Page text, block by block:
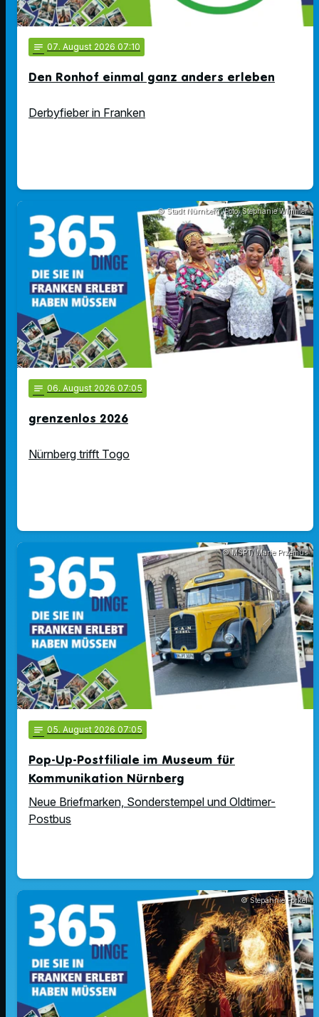
notes 07. August 2026 07:10
Den Ronhof einmal ganz anders erleben
Derbyfieber in Franken
© Stadt Nürnberg; Foto: Stephanie Wimmer
notes 06. August 2026 07:05
grenzenlos 2026
Nürnberg trifft Togo
© MSPT/ Marie Przemus
notes 05. August 2026 07:05
Pop-Up-Postfiliale im Museum für
Kommunikation Nürnberg
Neue Briefmarken, Sonderstempel und Oldtimer-
Postbus
© Stepahnie Forkel